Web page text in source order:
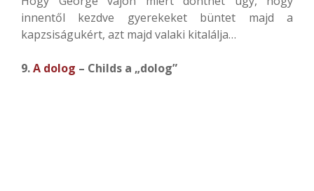
innentől kezdve gyerekeket büntet majd a
kapzsiságukért, azt majd valaki kitalálja…
9.A dolog – Childs a „dolog”